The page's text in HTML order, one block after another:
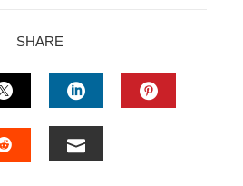
SHARE
TWITTERLINKEDIN